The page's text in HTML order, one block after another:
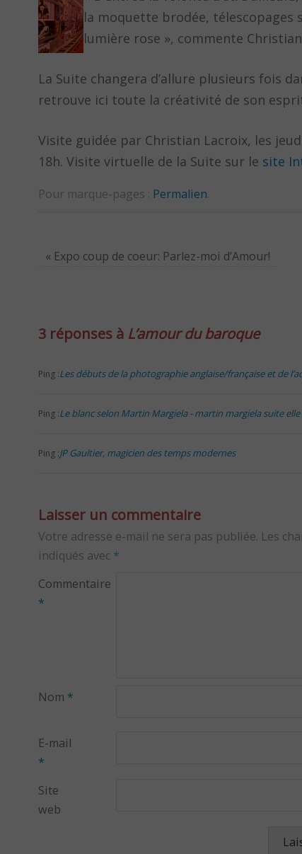
la moquette brodée, télescopages
lumière rose », commente
La Suite changera d’allure plusieurs fois
retrouve ici toute la créativité de son
Visite guidée par Christian Lacroix, les
18h. Visite virtuelle de la Suite sur le site
Pour marque-pages : Permalien.
« Expo coup de coeur: Parlez-moi d’Amour!
3 réponses à L’amour du baroque
Ping :Les débuts de la photographie anglaise/française et de
Ping :Le blanc selon Martin Margiela - martin margiela suite
Ping :JP Gaultier, magicien des temps modernes
Laisser un commentaire
Votre adresse e-mail ne sera pas publiée. Les
indiqués avec *
Commentaire
*
Nom *
E-mail
*
Site
web